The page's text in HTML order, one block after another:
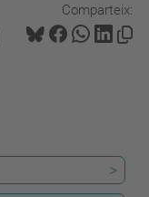
Comparteix:
>